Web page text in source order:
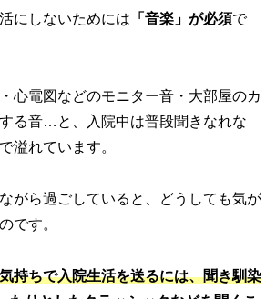
にしないためには 「音楽」が必須で
心電図などのモニター音・大部屋のカ
る音…と、入院中は普段聞きなれな
溢れています。
がら過ごしていると、どうしても気が
です。
持ちで入院生活を送るには、聞き馴染